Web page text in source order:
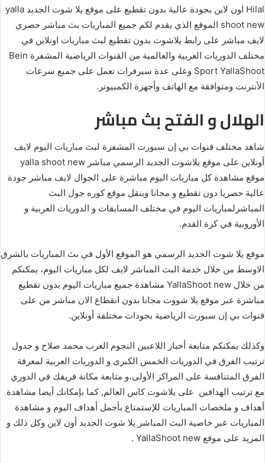
Hilal اون لاين بجودة عالية بدون تقطيع على موقع يلا شوت الجديد yalla
shoot new الموقع الذي يقدم لكم جميع المباريات بث مباشر حصري
لايف مباشر على رابط يلاشوت بدون تقطيع لبث مباريات اونلاين في
مختلف الدوريات العربية والعالمية من القنوات الرياضية المشفرة Bein
Sport YallaShoot وعلى عدة سيرفرات تعمل على جميع سرعات
الأنترنت ومتوافقة مع الهاتف وأجهزة الكمبيوتر.
الهلال و الفتح بث مباشر
شاهد مختلف قنوات بي إن سبورت المشفرة لبث مباريات اليوم لايف
أونلاين على موقع يلاشوت الجديد الرسمي مباشر yalla shoot new
موقع مشاهدة كل مباريات اليوم مباشرة على الجوال لايف مباشر جودة
عالية حصريا دون تقطيع و مجانا وينقل موقع كوره جول البث
المباشرلمباريات اليوم في مختلف المسابقات و الدوريات العربية و
الأوروبية في كرة القدم.
موقع يلا شوت الجديد الرسمي هو الموقع الأول في بث المباريات بالشرق
الاوسط من خلال خدمة البث المباشر لايف لكل مباريات اليوم، يمكنكم
من خلال YallaShoot new مشاهدة جميع مباريات اليوم بدون تقطيع
مباشرة عبر موقع يلا شووت مجانا بدون انقطاع الان مباشر من على
قنوات بي إن سبورت الرياضية بجودات مختلفة أونلاين.
وكذلك يمكنكم متابعة أخبار اللاعبين النجوم العرب محمد صلاح و جدول
ترتيب الفرق في الدوريات الخمس الكبرى و الدوريات العربية لمعرفة
الفرق المتنافسة على المراكز الأولى،و متابعة مكانة فريقك في الدوري
مع ترتيب الهدافين على يلاشوت كاس العالم, كما بإمكانك أيضا مشاهدة
أهداف و ملخصات المباريات للإستمتاع بأجمل أهداف اليوم و مشاهدة
المباريات عبر خاصية البث المباشر يلا شوت الجديد أون لاين وكل ذلك و
المزيد على موقع YallaShoot new .